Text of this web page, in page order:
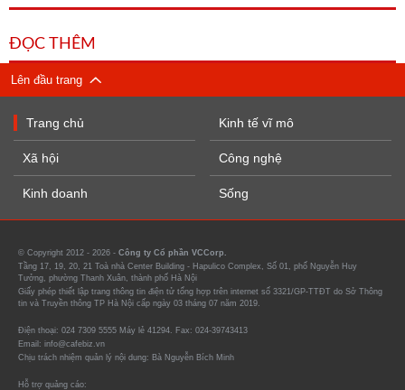
ĐỌC THÊM
Lên đầu trang
Trang chủ
Xã hội
Kinh doanh
Kinh tế vĩ mô
Công nghệ
Sống
© Copyright 2012 - 2026 - Công ty Cổ phần VCCorp.
Tầng 17, 19, 20, 21 Toà nhà Center Building - Hapulico Complex, Số 01, phố Nguyễn Huy
Tưởng, phường Thanh Xuân, thành phố Hà Nội
Giấy phép thiết lập trang thông tin điện tử tổng hợp trên internet số 3321/GP-TTĐT do Sở Thông
tin và Truyền thông TP Hà Nội cấp ngày 03 tháng 07 năm 2019.
Điện thoại: 024 7309 5555 Máy lẻ 41294. Fax: 024-39743413
Email: info@cafebiz.vn
Chịu trách nhiệm quản lý nội dung: Bà Nguyễn Bích Minh
Hỗ trợ quảng cáo: